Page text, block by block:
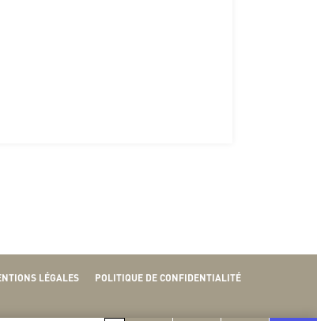
LÉGALES
POLITIQUE DE CONFIDENTIALITÉ